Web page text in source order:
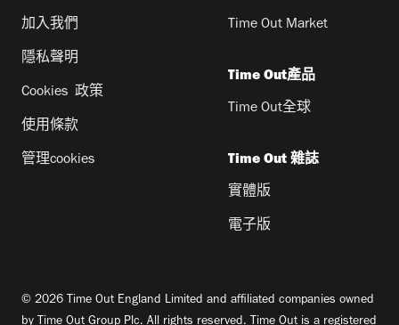
加入我們
隱私聲明
Cookies 政策
使用條款
管理cookies
Time Out Market
Time Out產品
Time Out全球
Time Out 雜誌
實體版
電子版
© 2026 Time Out England Limited and affiliated companies owned